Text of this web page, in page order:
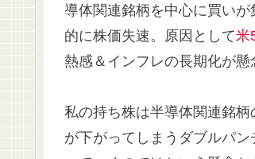
導体関連銘柄を中心に買い
的に株価失速。原因として米
熱感＆インフレの長期化が懸
私の持ち株は半導体関連銘
が下がってしまうダブルパ